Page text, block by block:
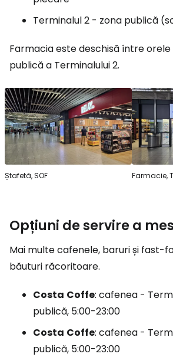
Terminalul 2 - zona publică
Farmacia este deschisă între orele
publică a Terminalului 2.
Ștafetă, SOF Farmacie,
Opțiuni de servire a
Mai multe cafenele, baruri și fast-
băuturi răcoritoare.
Costa Coffe: cafenea -
publică, 5:00-23:00
Costa Coffe: cafenea -
publică, 5:00-23:00